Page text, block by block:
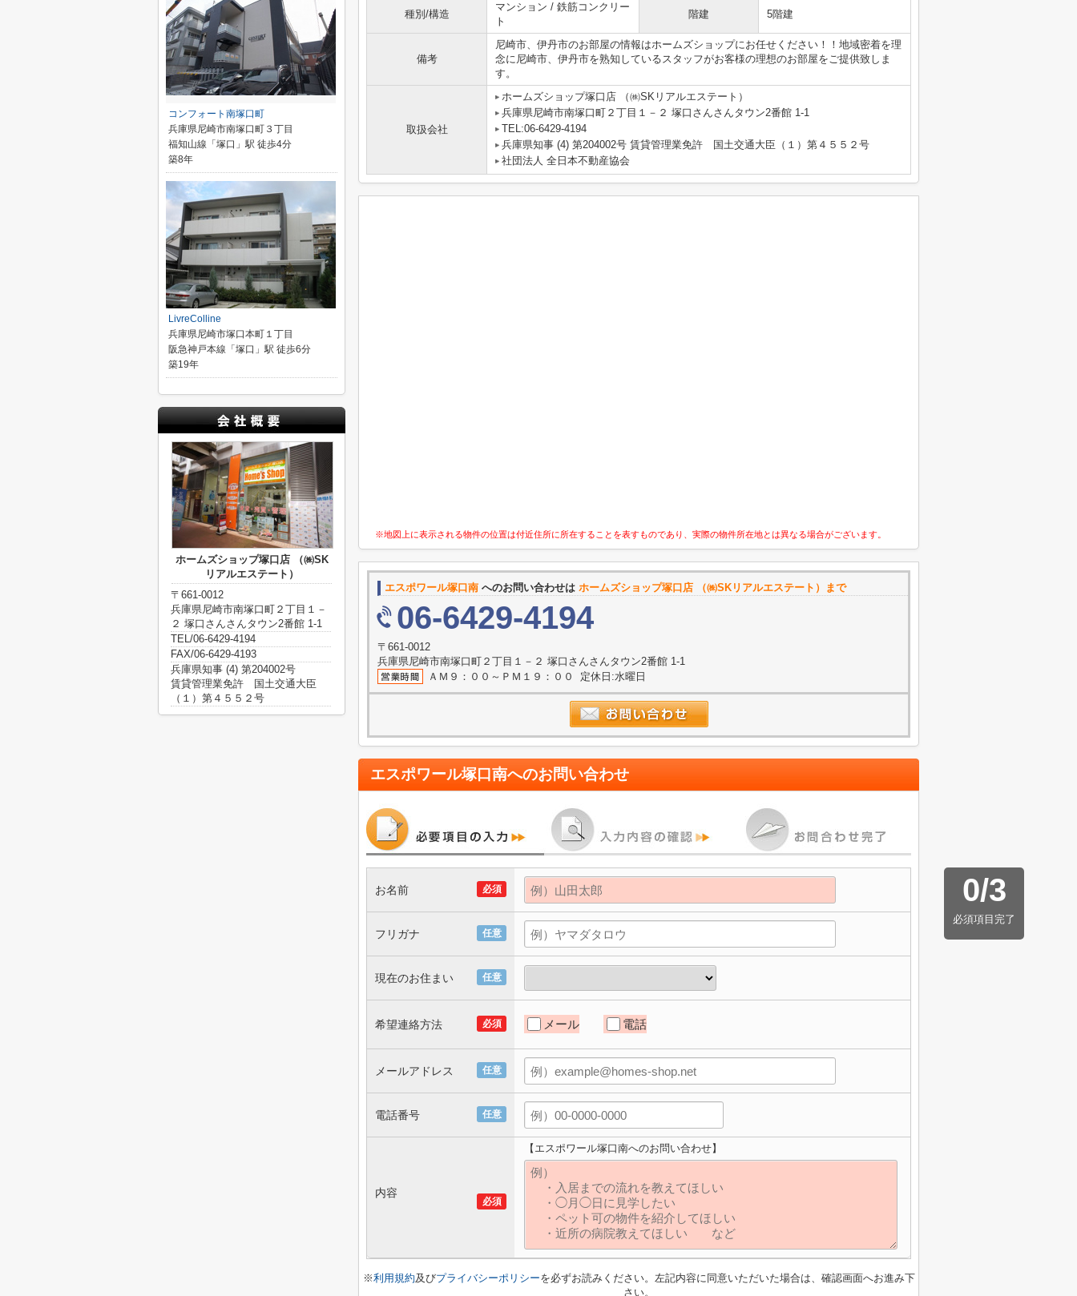
種別/構造
マンション / 鉄筋コンクリー
ト
階建 5階建
備考
尼崎市、伊丹市のお部屋の情報はホームズショップにお任せください！！地域密着を理
念に尼崎市、伊丹市を熟知しているスタッフがお客様の理想のお部屋をご提供致しま
す。
取扱会社
ホームズショップ塚口店 （㈱SKリアルエステート）
兵庫県尼崎市南塚口町２丁目１－２ 塚口さんさんタウン2番館 1-1
TEL:06-6429-4194
兵庫県知事 (4) 第204002号 賃貸管理業免許 国土交通大臣（１）第４５５２号
社団法人 全日本不動産協会
※地図上に表示される物件の位置は付近住所に所在することを表すものであり、実際の物件所在地とは異なる場合がございます。
エスポワール塚口南 へのお問い合わせは ホームズショップ塚口店 （㈱SKリアルエステート）まで
06-6429-4194
〒661-0012
兵庫県尼崎市南塚口町２丁目１－２ 塚口さんさんタウン2番館 1-1
ＡＭ９：００～ＰＭ１９：００ 定休日:水曜日
エスポワール塚口南へのお問い合わせ
0/3
必須項目完了
必須
お名前
任意
フリガナ
任意
現在のお住まい
必須
希望連絡方法 メール 電話
任意
メールアドレス
任意
電話番号
必須
内容
【エスポワール塚口南へのお問い合わせ】
※利用規約及びプライバシーポリシーを必ずお読みください。左記内容に同意いただいた場合は、確認画面へお進み下
さい。
コンフォート南塚口町
兵庫県尼崎市南塚口町３丁目
福知山線「塚口」駅 徒歩4分
築8年
LivreColline
兵庫県尼崎市塚口本町１丁目
阪急神戸本線「塚口」駅 徒歩6分
築19年
ホームズショップ塚口店 （㈱SK
リアルエステート）
〒661-0012
兵庫県尼崎市南塚口町２丁目１－
２ 塚口さんさんタウン2番館 1-1
TEL/06-6429-4194
FAX/06-6429-4193
兵庫県知事 (4) 第204002号
賃貸管理業免許 国土交通大臣
（１）第４５５２号